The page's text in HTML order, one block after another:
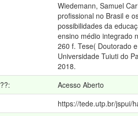
Wiedemann, Samuel
profissional no Brasil e
possibilidades da
ensino médio integrado
260 f. Tese( Doutorado
Universidade Tuiuti do
2018.
Acesso Aberto
https://tede.utp.br/jspui/